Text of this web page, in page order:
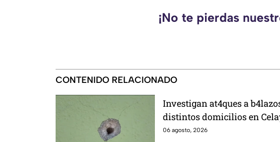
¡No te pierdas
CONTENIDO RELACIONADO
Investigan at4ques a
distintos domicilios en
de ellos vivía un policía
06 agosto, 2026